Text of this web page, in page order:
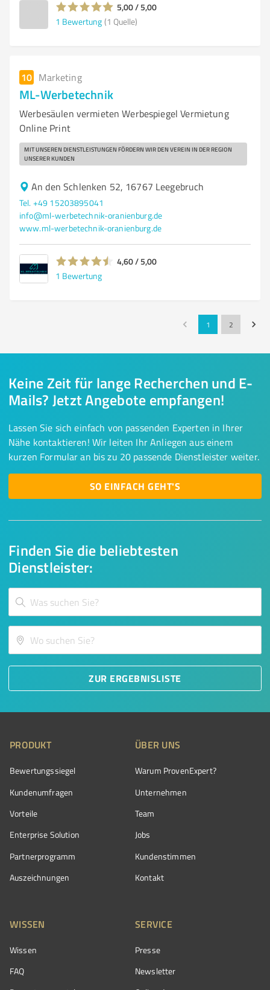
5,00 / 5,00
1 Bewertung (1 Quelle)
10 Marketing
ML-Werbetechnik
Werbesäulen vermieten Werbespiegel Vermietung
Online Print
MIT UNSEREN DIENSTLEISTUNGEN FÖRDERN WIR DEN VEREIN IN DER REGION
UNSERER KUNDEN
An den Schlenken 52, 16767 Leegebruch
Tel. +49 15203895041
info@ml-werbetechnik-oranienburg.de
www.ml-werbetechnik-oranienburg.de
4,60 / 5,00
1 Bewertung
1 2
Finden Sie die beliebtesten
Dienstleister:
ZUR ERGEBNISLISTE
Keine Zeit für lange Recherchen und E-
Mails? Jetzt Angebote empfangen!
Lassen Sie sich einfach von passenden Experten in Ihrer
Nähe kontaktieren! Wir leiten Ihr Anliegen aus einem
kurzen Formular an bis zu 20 passende Dienstleister weiter.
SO EINFACH GEHT'S
PRODUKT
Bewertungssiegel
Kundenumfragen
Vorteile
Enterprise Solution
Partnerprogramm
Auszeichnungen
ÜBER UNS
Warum ProvenExpert?
Unternehmen
Team
Jobs
Kundenstimmen
Kontakt
WISSEN
Wissen
FAQ
SERVICE
Presse
Newsletter